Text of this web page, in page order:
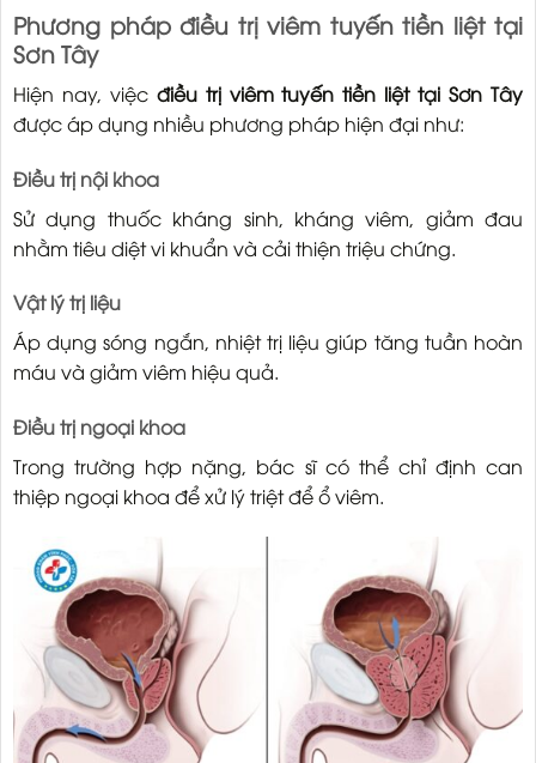
Phương pháp điều trị viêm tuyến tiền liệt tại
Sơn Tây
Hiện nay, việc điều trị viêm tuyến tiền liệt tại Sơn Tây
được áp dụng nhiều phương pháp hiện đại như:
Điều trị nội khoa
Sử dụng thuốc kháng sinh, kháng viêm, giảm đau
nhằm tiêu diệt vi khuẩn và cải thiện triệu chứng.
Vật lý trị liệu
Áp dụng sóng ngắn, nhiệt trị liệu giúp tăng tuần hoàn
máu và giảm viêm hiệu quả.
Điều trị ngoại khoa
Trong trường hợp nặng, bác sĩ có thể chỉ định can
thiệp ngoại khoa để xử lý triệt để ổ viêm.